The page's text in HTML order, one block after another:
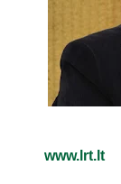
www.lrt.lt